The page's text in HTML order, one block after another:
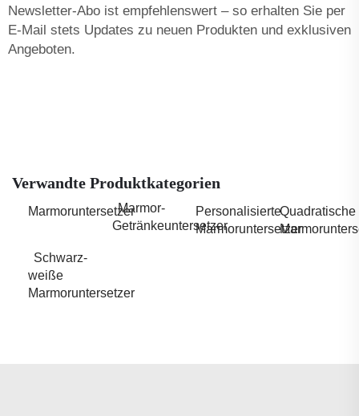
Newsletter-Abo ist empfehlenswert – so erhalten Sie per
E-Mail stets Updates zu neuen Produkten und exklusiven
Angeboten.
Verwandte Produktkategorien
MarmoruntersetzerMarmor-
Getränkeuntersetzer
Personalisierte
Marmoruntersetzer
Quadratische
Schwarz-
weiße
Marmoruntersetzer